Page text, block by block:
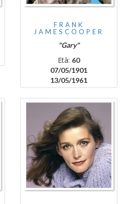
FRANK
JAMESCOOPER
"Gary"
Età: 60
07/05/1901
13/05/1961